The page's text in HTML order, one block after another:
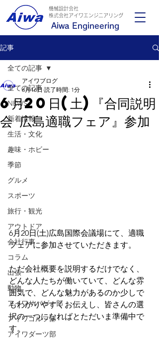
Aiwa Engineering
機械設計会社
​株式会社アイワエンジニアリング
記事
全ての記事
NEWS
新着情報
生活・文化
趣味・ホビー
季節
グルメ
スポーツ
旅行・観光
アウトドア
会社行事
コラム
出張
動物
アイワサバゲー部
アイワゴルフ部
アイワダーツ部
全ての記事
6月20日(土)『合同説明
会 広島適職フェア』参加
アイワブログ
6月16日 読了時間: 1分
6月20日(土)広島国際会議場にて、適職
フェアに参加させていただきます。
ただ会社概要を説明するだけでなく、
どんな人たちが働いていて、どんな雰
囲気で、どんな魅力があるのか少しで
もわかりやすくお伝えし、皆さんの選
択の一つになればとただいま準備中で
す。